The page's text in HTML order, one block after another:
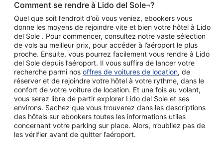
Comment se rendre à Lido del Sole¬?
Quel que soit l’endroit d’où vous veniez, ebookers vous
donne les moyens de rejoindre vite et bien votre hôtel à Lido
del Sole . Pour commencer, consultez notre vaste sélection
de vols au meilleur prix, pour accéder à l’aéroport le plus
proche. Ensuite, vous pourrez facilement vous rendre à Lido
del Sole depuis l’aéroport. Il vous suffira de lancer votre
recherche parmi nos offres de voitures de location, de
réserver et de rejoindre votre hôtel à votre rythme, dans le
confort de votre voiture de location. Et une fois au volant,
vous serez libre de partir explorer Lido del Sole et ses
environs. Sachez que vous trouverez dans les descriptions
des hôtels sur ebookers toutes les informations utiles
concernant votre parking sur place. Alors, n’oubliez pas de
les vérifier avant de quitter l’aéroport.